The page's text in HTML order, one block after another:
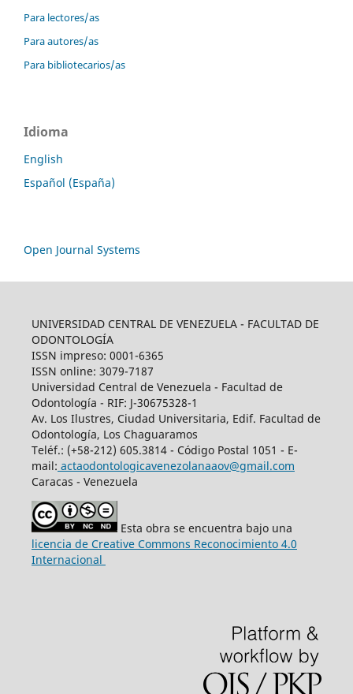
Para lectores/as
Para autores/as
Para bibliotecarios/as
Idioma
English
Español (España)
Open Journal Systems
UNIVERSIDAD CENTRAL DE VENEZUELA - FACULTAD DE
ODONTOLOGÍA
ISSN impreso: 0001-6365
ISSN online: 3079-7187
Universidad Central de Venezuela - Facultad de
Odontología - RIF: J-30675328-1
Av. Los Ilustres, Ciudad Universitaria, Edif. Facultad de
Odontología, Los Chaguaramos
Teléf.: (+58-212) 605.3814 - Código Postal 1051 - E-
mail: actaodontologicavenezolanaaov@gmail.com
Caracas - Venezuela
Esta obra se encuentra bajo una
licencia de Creative Commons Reconocimiento 4.0
Internacional